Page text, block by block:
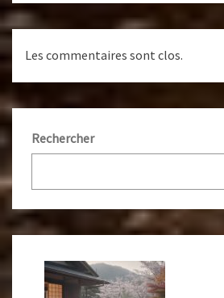
Les commentaires sont clos.
Rechercher